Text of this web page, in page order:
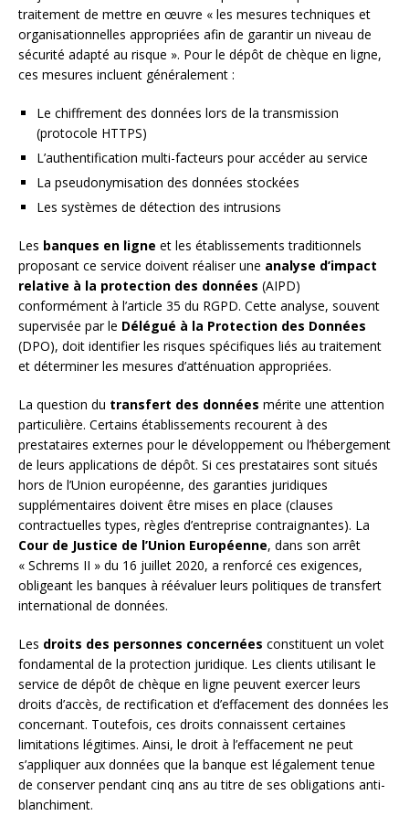
traitement de mettre en œuvre « les mesures techniques et
organisationnelles appropriées afin de garantir un niveau de
sécurité adapté au risque ». Pour le dépôt de chèque en ligne,
ces mesures incluent généralement :
Le chiffrement des données lors de la transmission
(protocole HTTPS)
L’authentification multi-facteurs pour accéder au service
La pseudonymisation des données stockées
Les systèmes de détection des intrusions
Les banques en ligne et les établissements traditionnels
proposant ce service doivent réaliser une analyse d’impact
relative à la protection des données (AIPD)
conformément à l’article 35 du RGPD. Cette analyse, souvent
supervisée par le Délégué à la Protection des Données
(DPO), doit identifier les risques spécifiques liés au traitement
et déterminer les mesures d’atténuation appropriées.
La question du transfert des données mérite une attention
particulière. Certains établissements recourent à des
prestataires externes pour le développement ou l’hébergement
de leurs applications de dépôt. Si ces prestataires sont situés
hors de l’Union européenne, des garanties juridiques
supplémentaires doivent être mises en place (clauses
contractuelles types, règles d’entreprise contraignantes). La
Cour de Justice de l’Union Européenne, dans son arrêt
« Schrems II » du 16 juillet 2020, a renforcé ces exigences,
obligeant les banques à réévaluer leurs politiques de transfert
international de données.
Les droits des personnes concernées constituent un volet
fondamental de la protection juridique. Les clients utilisant le
service de dépôt de chèque en ligne peuvent exercer leurs
droits d’accès, de rectification et d’effacement des données les
concernant. Toutefois, ces droits connaissent certaines
limitations légitimes. Ainsi, le droit à l’effacement ne peut
s’appliquer aux données que la banque est légalement tenue
de conserver pendant cinq ans au titre de ses obligations anti-
blanchiment.